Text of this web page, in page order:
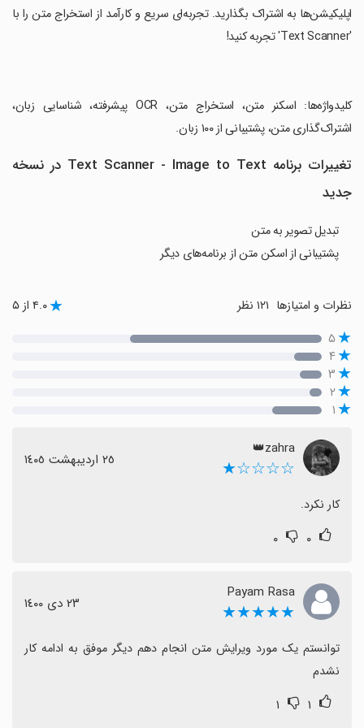
اپلیکیشن‌ها به اشتراک بگذارید. تجربه‌ای سریع و کارآمد از استخراج متن را با
'Text Scanner' تجربه کنید!
‏کلیدواژه‌ها: اسکنر متن، استخراج متن، OCR پیشرفته، شناسایی زبان،
اشتراک‌گذاری متن، پشتیبانی از ۱۰۰ زبان.
تغییرات برنامه Text Scanner - Image to Text در نسخه
جدید
تبدیل تصویر به متن
پشتیبانی از اسکن متن از برنامه‌های دیگر
نظرات و امتیازها ۴.۰ از ۵
۵
۴
۳
۲
۱
zahra👑
☆☆☆☆★ ٢٥ اردیبهشت ١٤٠٥
کار نکرد.
۰ ۰
Payam Rasa
★★★★★ ٢٣ دی ١٤٠٠
نشدم
۱ ۱